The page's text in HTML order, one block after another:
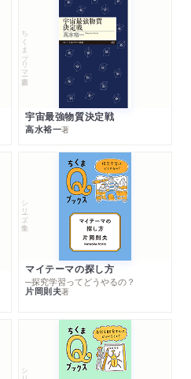
ちくまプリマー新書
宇宙最強物質決定戦
高水裕一著
シリーズ・全集
マイテーマの探し方
─探究学習ってどうやるの？
片岡則夫著
シリーズ・全集